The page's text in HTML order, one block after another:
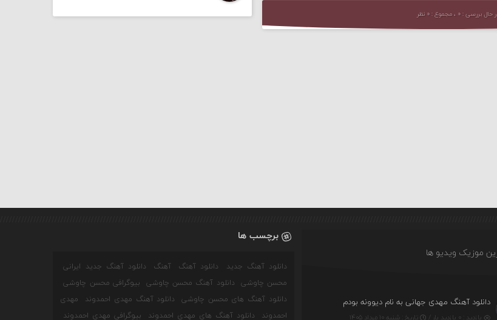
موزیک ویدیو ها
دانلود آهنگ مهدی جهانی به نام دیوونه بودم
بازدید : ۰ بازدید بار / تاریخ : شنبه ۱۰ مرداد ۱۴۰۵
برچسب ها
دانلود آهنگ جدید دانلود آهنگ آهنگ
دانلود آهنگ جدید ایرانی
محسن چاوشی
دانلود آهنگ محسن چاوشی
بیوگرافی محسن چاوشی
دانلود آهنگ های محسن چاوشی
دانلود آهنگ مهدی احمدوند
مهدی
احمدوند
دانلود آهنگ های مهدی احمدوند بیوگرافی مهدی احمدوند